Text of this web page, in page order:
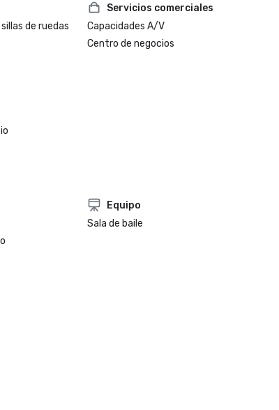
de ruedas
Servicios comerciales
Capacidades A/V
Centro de negocios
Equipo
Sala de baile